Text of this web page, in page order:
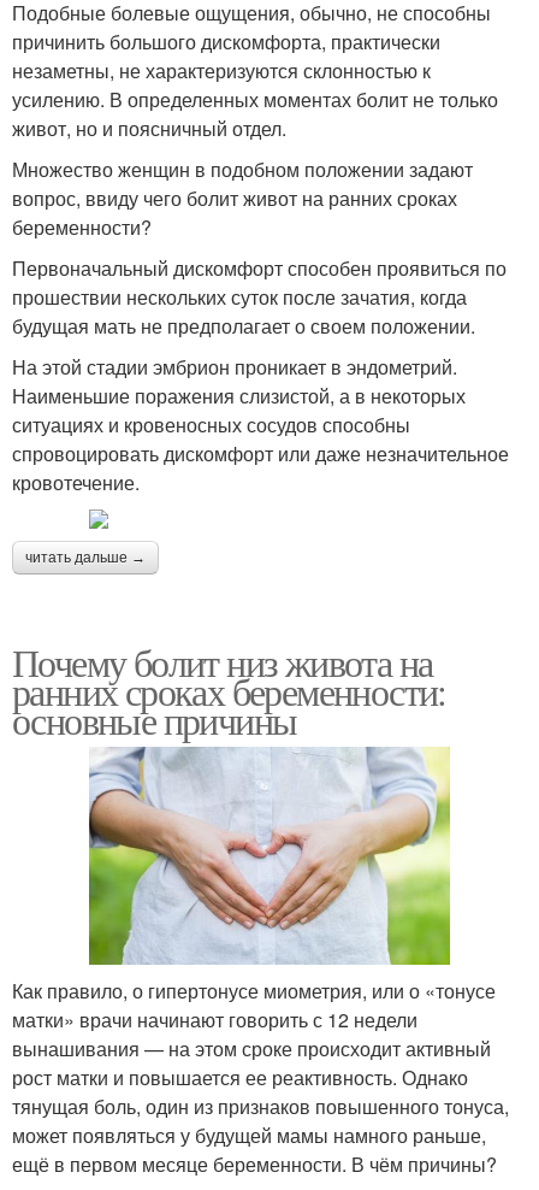
Подобные болевые ощущения, обычно, не способны
причинить большого дискомфорта, практически
незаметны, не характеризуются склонностью к
усилению. В определенных моментах болит не только
живот, но и поясничный отдел.
Множество женщин в подобном положении задают
вопрос, ввиду чего болит живот на ранних сроках
беременности?
Первоначальный дискомфорт способен проявиться по
прошествии нескольких суток после зачатия, когда
будущая мать не предполагает о своем положении.
На этой стадии эмбрион проникает в эндометрий.
Наименьшие поражения слизистой, а в некоторых
ситуациях и кровеносных сосудов способны
спровоцировать дискомфорт или даже незначительное
кровотечение.
читать дальше →
Почему болит низ живота на
ранних сроках беременности:
основные причины
Как правило, о гипертонусе миометрия, или о «тонусе
матки» врачи начинают говорить с 12 недели
вынашивания — на этом сроке происходит активный
рост матки и повышается ее реактивность. Однако
тянущая боль, один из признаков повышенного тонуса,
может появляться у будущей мамы намного раньше,
ещё в первом месяце беременности. В чём причины?